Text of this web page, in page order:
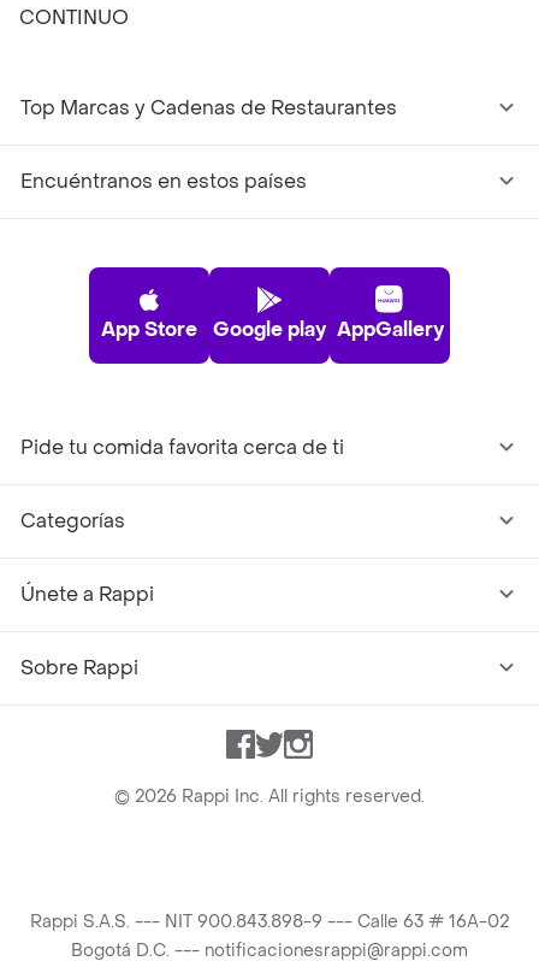
CONTINUO
Top Marcas y Cadenas de Restaurantes
Encuéntranos en estos países
App Store Google play AppGallery
Pide tu comida favorita cerca de ti
Categorías
Únete a Rappi
Sobre Rappi
Facebook
TwitterInstagram
© 2026 Rappi Inc. All rights reserved.
Rappi S.A.S. --- NIT 900.843.898-9 --- Calle 63 # 16A-02
Bogotá D.C. --- notificacionesrappi@rappi.com